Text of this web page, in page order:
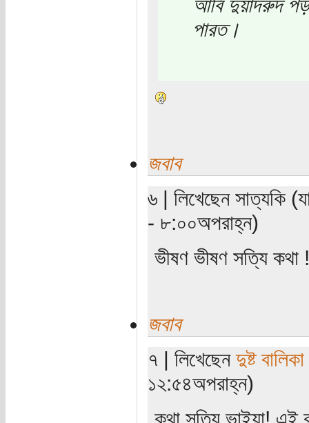
আর্বি দুয়াদরুদ
পারত।
জবাব
৬ | লিখেছেন সাত্যকি
- ৮:০০অপরাহ্ন)
ভীষণ ভীষণ সত্যি কথা !
জবাব
৭ | লিখেছেনদুষ্ট বালিকা
১২:৫৪অপরাহ্ন)
কথা সত্যি ভাইয়া! এই